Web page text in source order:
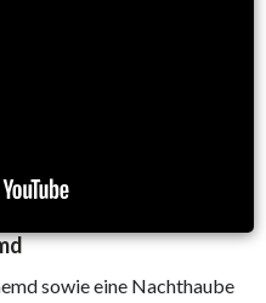
sowie eine Nachthaube